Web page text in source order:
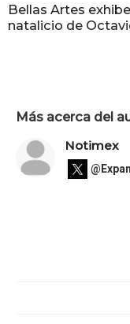
Bellas Artes
natalicio de
Más acerca del
Notimex